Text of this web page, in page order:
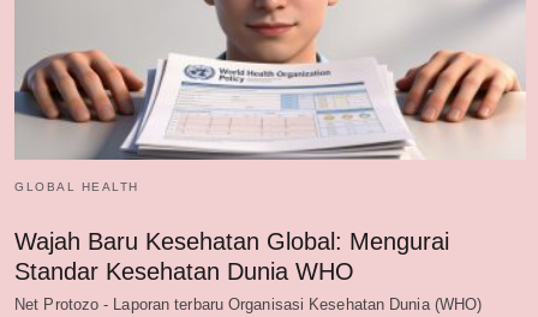
GLOBAL HEALTH
Wajah Baru Kesehatan Global: Mengurai
Standar Kesehatan Dunia WHO
Net Protozo - Laporan terbaru Organisasi Kesehatan Dunia (WHO)